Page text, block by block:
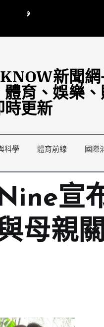
玲喊刪陸委會1295萬媒宣費惹議
新聞
體育、娛樂
時更新
科學 體育前線 國際
宣
母親